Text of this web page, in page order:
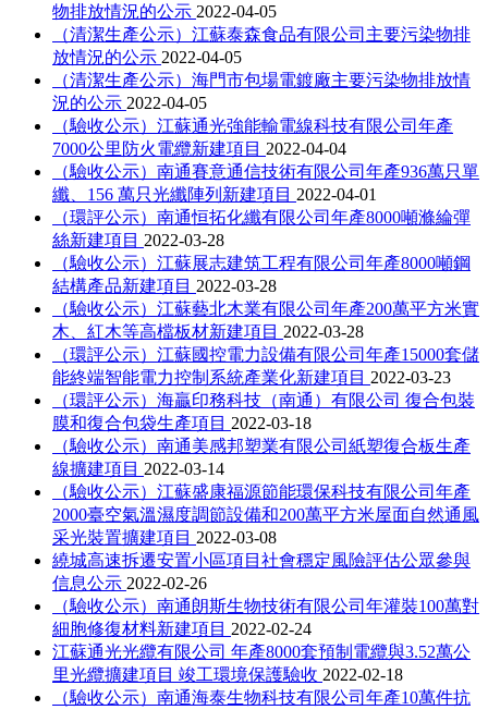
物排放情況的公示 2022-04-05
（清潔生產公示）江蘇泰森食品有限公司主要污染物排
放情況的公示 2022-04-05
（清潔生產公示）海門市包場電鍍廠主要污染物排放情
況的公示 2022-04-05
（驗收公示）江蘇通光強能輸電線科技有限公司年產
7000公里防火電纜新建項目 2022-04-04
（驗收公示）南通賽意通信技術有限公司年產936萬只單
纖、156 萬只光纖陣列新建項目 2022-04-01
（環評公示）南通恒拓化纖有限公司年產8000噸滌綸彈
絲新建項目 2022-03-28
（驗收公示）江蘇展志建筑工程有限公司年產8000噸鋼
結構產品新建項目 2022-03-28
（驗收公示）江蘇藝北木業有限公司年產200萬平方米實
木、紅木等高檔板材新建項目 2022-03-28
（環評公示）江蘇國控電力設備有限公司年產15000套儲
能終端智能電力控制系統產業化新建項目 2022-03-23
（環評公示）海贏印務科技（南通）有限公司 復合包裝
膜和復合包袋生產項目 2022-03-18
（驗收公示）南通美感邦塑業有限公司紙塑復合板生產
線擴建項目 2022-03-14
（驗收公示）江蘇盛康福源節能環保科技有限公司年產
2000臺空氣溫濕度調節設備和200萬平方米屋面自然通風
采光裝置擴建項目 2022-03-08
繞城高速拆遷安置小區項目社會穩定風險評估公眾參與
信息公示 2022-02-26
（驗收公示）南通朗斯生物技術有限公司年灌裝100萬對
細胞修復材料新建項目 2022-02-24
江蘇通光光纜有限公司 年產8000套預制電纜與3.52萬公
里光纜擴建項目 竣工環境保護驗收 2022-02-18
（驗收公示）南通海泰生物科技有限公司年產10萬件抗